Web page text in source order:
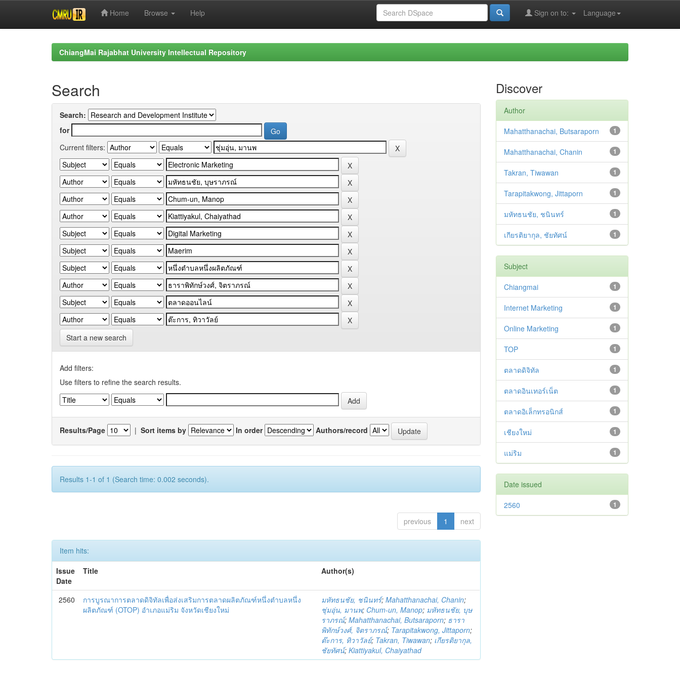
Home Browse Help Language
Sign on to:
ChiangMai Rajabhat University Intellectual Repository
Search
Search:
for
Current filters:
Start a new search
Add filters:
Use filters to refine the search results.
Results/Page | Sort items by In order Authors/record
Results 1-1 of 1 (Search time: 0.002 seconds).
previous 1 next
Item hits:
Issue
Date
Title Author(s)
2560
การบูรณาการตลาดดิจิทัลเพื่อส่งเสริมการตลาดผลิตภัณฑ์หนึ่งตำบลหนึ่ง
ผลิตภัณฑ์ (OTOP) อำเภอแม่ริม จังหวัดเชียงใหม่
มหัทธนชัย, ชนินทร์;Mahatthanachai, Chanin;
ชุ่มอุ่น, มานพ; Chum-un, Manop; มหัทธนชัย, บุษ
ราภรณ์;Mahatthanachai, Butsaraporn; ธารา
พิทักษ์วงศ์, จิตราภรณ์; Tarapitakwong, Jittaporn;
ต๊ะการ, ทิวาวัลย์; Takran, Tiwawan; เกียรติยากุล,
ชัยทัศน์;Kiattiyakul, Chaiyathad
Discover
Author
1
Mahatthanachai, Butsaraporn
1
Mahatthanachai, Chanin
1
Takran, Tiwawan
1
Tarapitakwong, Jittaporn
1
มหัทธนชัย, ชนินทร์
1
เกียรติยากุล, ชัยทัศน์
Subject
1
Chiangmai
1
Internet Marketing
1
Online Marketing
1
TOP
1
ตลาดดิจิทัล
1
ตลาดอินเทอร์เน็ต
1
ตลาดอิเล็กทรอนิกส์
1
เชียงใหม่
1
แม่ริม
Date issued
1
2560